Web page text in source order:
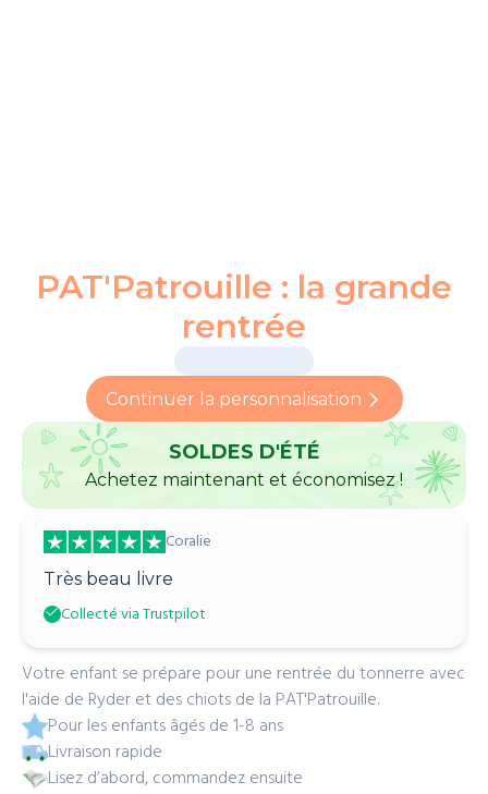
PAT'Patrouille : la grande
rentrée
Continuer la personnalisation
SOLDES D'ÉTÉ
Achetez maintenant et économisez !
Coralie
Très beau livre
Collecté via Trustpilot
Votre enfant se prépare pour une rentrée du tonnerre avec
l'aide de Ryder et des chiots de la PAT'Patrouille.
Pour les enfants âgés de 1-8 ans
Livraison rapide
Lisez d’abord, commandez ensuite